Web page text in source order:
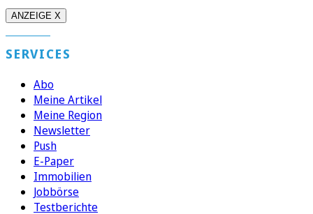
ANZEIGE X
SERVICES
Abo
Meine Artikel
Meine Region
Newsletter
Push
E-Paper
Immobilien
Jobbörse
Testberichte